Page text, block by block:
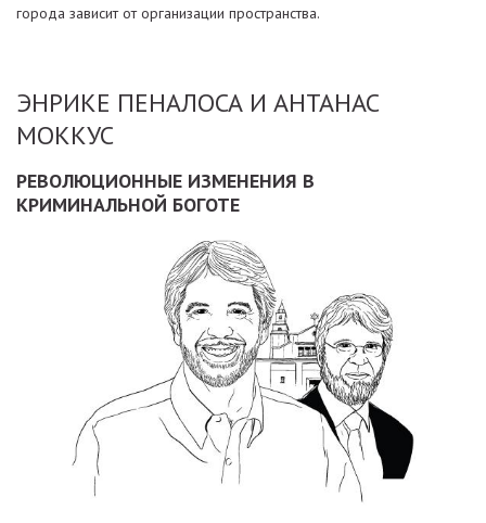
города зависит от организации пространства.
ЭНРИКЕ ПЕНАЛОСА И АНТАНАС
МОККУС
РЕВОЛЮЦИОННЫЕ ИЗМЕНЕНИЯ В
КРИМИНАЛЬНОЙ БОГОТЕ